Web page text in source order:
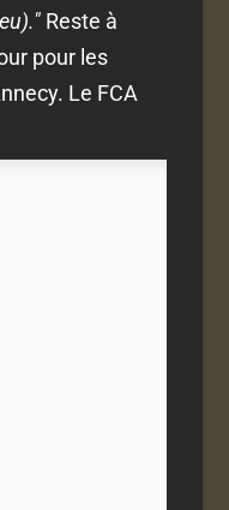
Reste à
pour les
Le FCA